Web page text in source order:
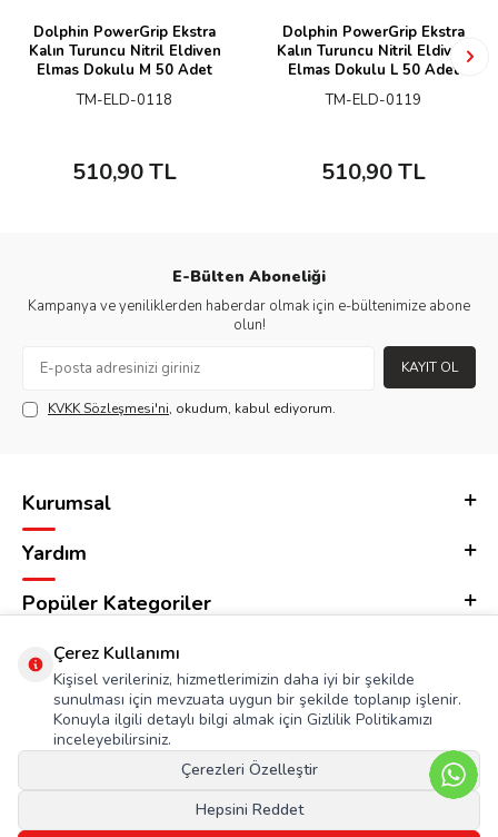
Dolphin PowerGrip Ekstra
Kalın Turuncu Nitril Eldiven
Elmas Dokulu M 50 Adet
TM-ELD-0118
510,90TL
Dolphin PowerGrip Ekstra
Kalın Turuncu Nitril Eldiven
Elmas Dokulu L 50 Adet
TM-ELD-0119
510,90TL
E-Bülten Aboneliği
Kampanya ve yeniliklerden haberdar olmak için e-bültenimize abone
olun!
KAYIT OL
KVKK Sözleşmesi'ni, okudum, kabul ediyorum.
Kurumsal
Yardım
Popüler Kategoriler
Adres & İletişim
Çerez Kullanımı
Kişisel verileriniz, hizmetlerimizin daha iyi bir şekilde
sunulması için mevzuata uygun bir şekilde toplanıp işlenir.
Konuyla ilgili detaylı bilgi almak için Gizlilik Politikamızı
inceleyebilirsiniz.
Çerezleri Özelleştir
Hepsini Reddet